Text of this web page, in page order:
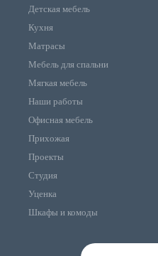
Детская мебель
Кухня
Матрасы
Мебель для спальни
Мягкая мебель
Наши работы
Офисная мебель
Прихожая
Проекты
Студия
Уценка
Шкафы и комоды